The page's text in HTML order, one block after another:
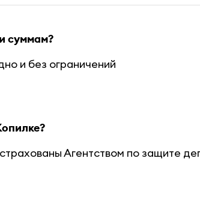
суммам?
и без ограничений
Агентством по защите